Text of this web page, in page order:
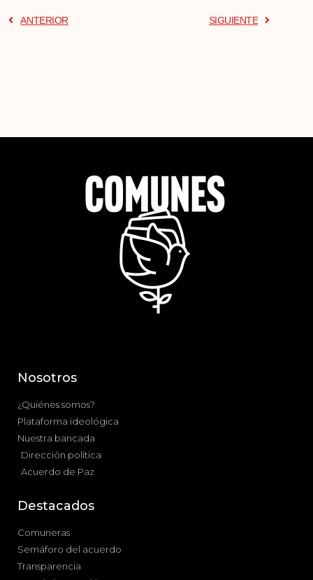
ANTERIOR SIGUIENTE
Nosotros
¿Quiénes somos?
Plataforma ideológica
Nuestra bancada
Dirección política
Acuerdo de Paz
Destacados
Comuneras
Semáforo del acuerdo
Transparencia